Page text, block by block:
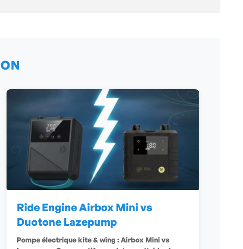
Ride Engine Airbox Mini vs
Duotone Lazepump
Pompe électrique kite & wing : Airbox Mini vs